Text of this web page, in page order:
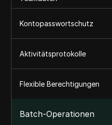
Kontopasswortschutz
Aktivitätsprotokolle
Flexible Berechtigungen
Batch-Operationen